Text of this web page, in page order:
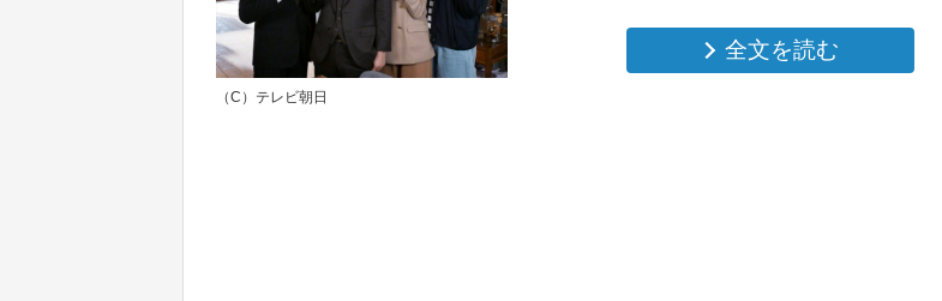
全文を読む
（C）テレビ朝日